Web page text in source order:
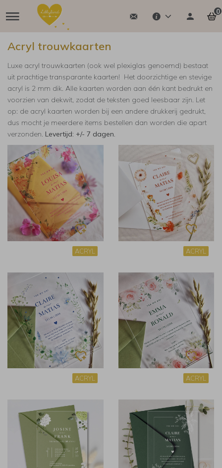
0
Acryl trouwkaarten
Luxe acryl trouwkaarten (ook wel plexiglas genoemd) bestaat
uit prachtige transparante kaarten! Het doorzichtige en stevige
acryl is 2 mm dik. Alle kaarten worden aan één kant bedrukt en
voorzien van dekwit, zodat de teksten goed leesbaar zijn. Let
op: de acryl kaarten worden bij een andere drukkerij gedrukt,
dus mocht je meerdere items bestellen dan worden die apart
verzonden. Levertijd: +/- 7 dagen.
ACRYL ACRYL
ACRYL ACRYL